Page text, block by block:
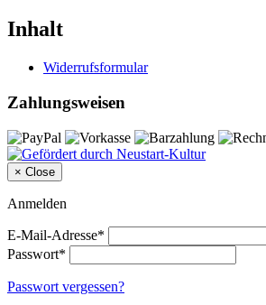
Inhalt
Widerrufsformular
Zahlungsweisen
× Close
Anmelden
E-Mail-Adresse*
Passwort*
Passwort vergessen?